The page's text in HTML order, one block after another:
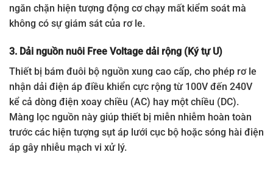
ngăn chặn hiện tượng động cơ chạy mất kiểm soát mà
không có sự giám sát của rơ le.
3. Dải nguồn nuôi Free Voltage dải rộng (Ký tự U)
Thiết bị bám đuôi bộ nguồn xung cao cấp, cho phép rơ le
nhận dải điện áp điều khiển cực rộng từ 100V đến 240V
kể cả dòng điện xoay chiều (AC) hay một chiều (DC).
Màng lọc nguồn này giúp thiết bị miễn nhiễm hoàn toàn
trước các hiện tượng sụt áp lưới cục bộ hoặc sóng hài điện
áp gây nhiễu mạch vi xử lý.